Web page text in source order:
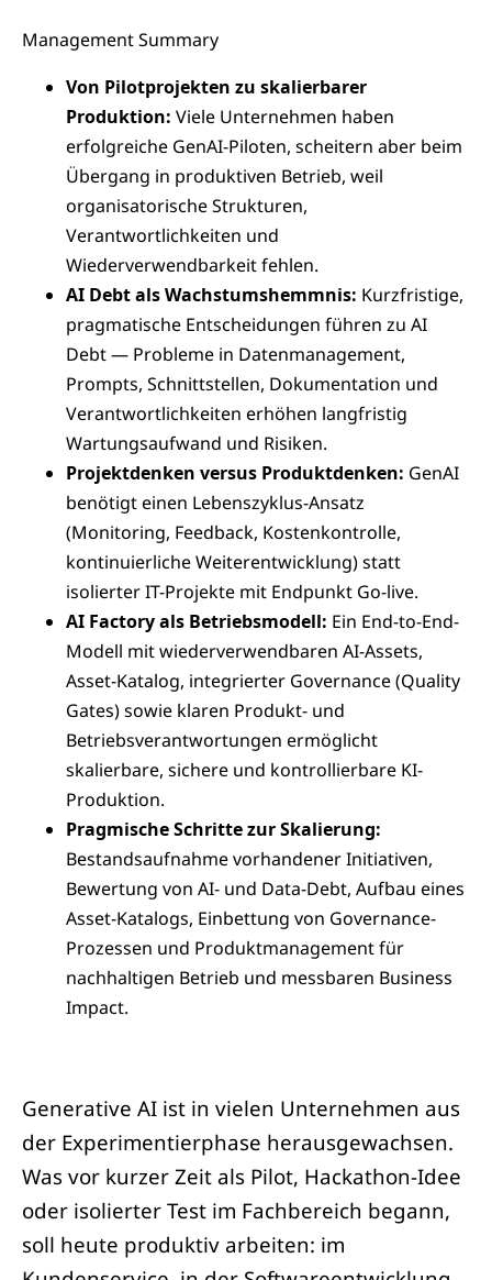
Management Summary
Von Pilotprojekten zu skalierbarer
Produktion: Viele Unternehmen haben
erfolgreiche GenAI-Piloten, scheitern aber beim
Übergang in produktiven Betrieb, weil
organisatorische Strukturen,
Verantwortlichkeiten und
Wiederverwendbarkeit fehlen.
AI Debt als Wachstumshemmnis: Kurzfristige,
pragmatische Entscheidungen führen zu AI
Debt — Probleme in Datenmanagement,
Prompts, Schnittstellen, Dokumentation und
Verantwortlichkeiten erhöhen langfristig
Wartungsaufwand und Risiken.
Projektdenken versus Produktdenken: GenAI
benötigt einen Lebenszyklus-Ansatz
(Monitoring, Feedback, Kostenkontrolle,
kontinuierliche Weiterentwicklung) statt
isolierter IT-Projekte mit Endpunkt Go-live.
AI Factory als Betriebsmodell: Ein End-to-End-
Modell mit wiederverwendbaren AI-Assets,
Asset-Katalog, integrierter Governance (Quality
Gates) sowie klaren Produkt- und
Betriebsverantwortungen ermöglicht
skalierbare, sichere und kontrollierbare KI-
Produktion.
Pragmische Schritte zur Skalierung:
Bestandsaufnahme vorhandener Initiativen,
Bewertung von AI- und Data-Debt, Aufbau eines
Asset-Katalogs, Einbettung von Governance-
Prozessen und Produktmanagement für
nachhaltigen Betrieb und messbaren Business
Impact.
Generative AI ist in vielen Unternehmen aus
der Experimentierphase herausgewachsen.
Was vor kurzer Zeit als Pilot, Hackathon-Idee
oder isolierter Test im Fachbereich begann,
soll heute produktiv arbeiten: im